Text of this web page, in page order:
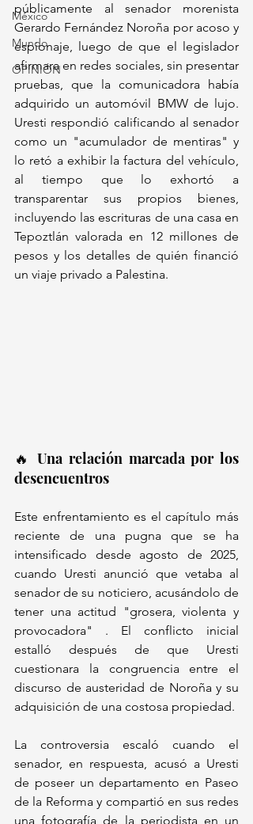
México
Mundo
OPINIÓN
públicamente al senador morenista
Gerardo Fernández Noroña por acoso y
espionaje, luego de que el legislador
afirmara en redes sociales, sin presentar
pruebas, que la comunicadora había
adquirido un automóvil BMW de lujo.
Uresti respondió calificando al senador
como un "acumulador de mentiras" y
lo retó a exhibir la factura del vehículo,
al tiempo que lo exhortó a
transparentar sus propios bienes,
incluyendo las escrituras de una casa en
Tepoztlán valorada en 12 millones de
pesos y los detalles de quién financió
un viaje privado a Palestina.
🔥 Una relación marcada por los
desencuentros
Este enfrentamiento es el capítulo más
reciente de una pugna que se ha
intensificado desde agosto de 2025,
cuando Uresti anunció que vetaba al
senador de su noticiero, acusándolo de
tener una actitud "grosera, violenta y
provocadora" . El conflicto inicial
estalló después de que Uresti
cuestionara la congruencia entre el
discurso de austeridad de Noroña y su
adquisición de una costosa propiedad.
La controversia escaló cuando el
senador, en respuesta, acusó a Uresti
de poseer un departamento en Paseo
de la Reforma y compartió en sus redes
una fotografía de la periodista en un